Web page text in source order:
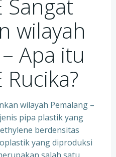
Sangat
wilayah
Apa itu
Rucika?
wilayah Pemalang –
pipa plastik yang
berdensitas
yang diproduksi